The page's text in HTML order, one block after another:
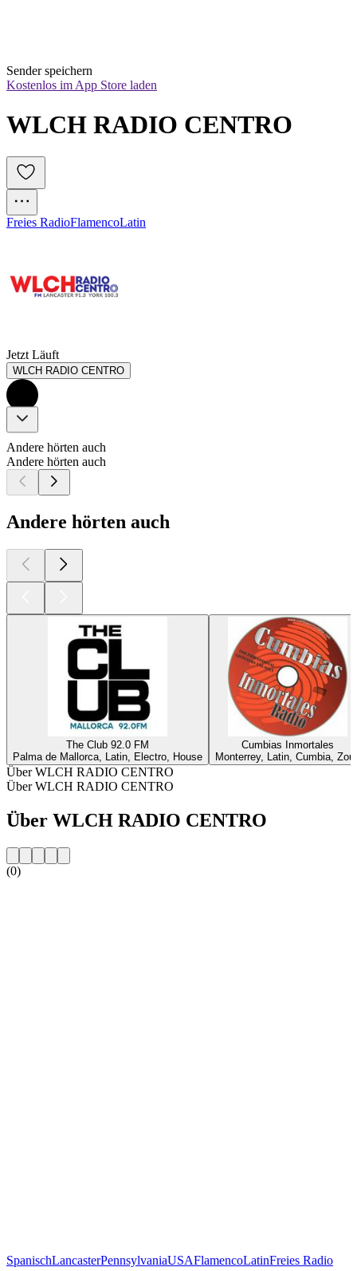
Sender speichern
Kostenlos im App Store laden
WLCH RADIO CENTRO
Freies RadioFlamencoLatin
Jetzt Läuft
WLCH RADIO CENTRO
Andere hörten auch
Andere hörten auch
Andere hörten auch
The Club 92.0 FM
Palma de Mallorca, Latin, Electro, House
Cumbias Inmortales
Monterrey, Latin, Cumbia,
Über WLCH RADIO CENTRO
Über WLCH RADIO CENTRO
Über WLCH RADIO CENTRO
(0)
SpanischLancasterPennsylvaniaUSAFlamencoLatinFreies Radio